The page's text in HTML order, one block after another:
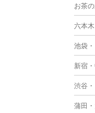
お茶
六本
池袋
新宿
渋谷
蒲田